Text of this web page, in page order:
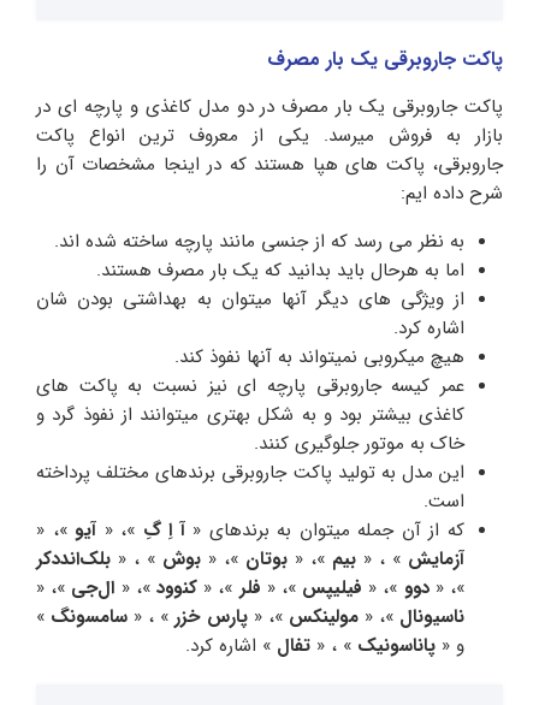
پاکت جاروبرقی یک بار مصرف
پاکت جاروبرقی یک بار مصرف در دو مدل کاغذی و پارچه ای در
بازار به فروش میرسد. یکی از معروف ترین انواع پاکت
جاروبرقی، پاکت های هپا هستند که در اینجا مشخصات آن را
شرح داده ایم:
به نظر می رسد که از جنسی مانند پارچه ساخته شده اند.
اما به هرحال باید بدانید که یک بار مصرف هستند.
از ویژگی های دیگر آنها میتوان به بهداشتی بودن شان
اشاره کرد.
هیچ میکروبی نمیتواند به آنها نفوذ کند.
عمر کیسه جاروبرقی پارچه ای نیز نسبت به پاکت های
کاغذی بیشتر بود و به شکل بهتری میتوانند از نفوذ گرد و
خاک به موتور جلوگیری کنند.
این مدل به تولید پاکت جاروبرقی برندهای مختلف پرداخته
است.
که از آن جمله میتوان به برندهای « آ اِ گِ »، « آیو »، «
آزمایش » ، « بیم »، « بوتان »، « بوش » ، « بلک‌اند‌دکر
»، «دوو »، « فیلیپس »، « فلر »، «کنوود »، « ال‌جی »، «
ناسیونال »، «مولینکس »، «پارس خزر » ، « سامسونگ »
و « پاناسونیک » ، « تفال » اشاره کرد.